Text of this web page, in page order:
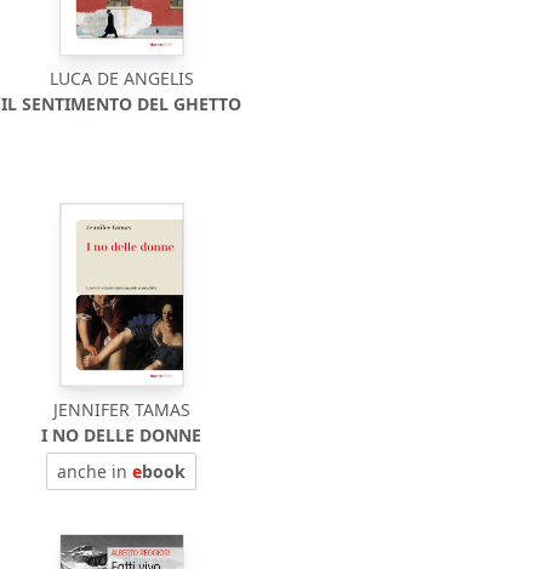
LUCA DE ANGELIS
IL SENTIMENTO DEL GHETTO
JENNIFER TAMAS
I NO DELLE DONNE
anche inebook